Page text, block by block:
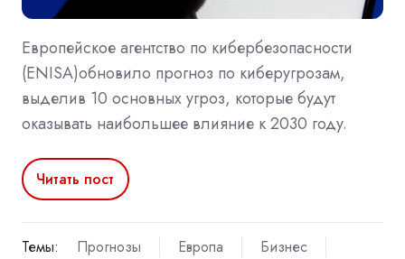
Европейское агентство по кибербезопасности
(ENISA)обновило прогноз по киберугрозам,
выделив 10 основных угроз, которые будут
оказывать наибольшее влияние к 2030 году.
Читать пост
Темы: Прогнозы Европа
Бизнес